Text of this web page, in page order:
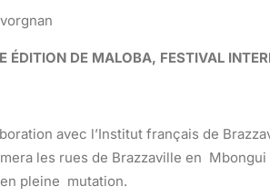
ÉDITION DE MALOBA, FESTIVAL
avec l’Institut français de
les rues de Brazzaville en
pleine mutation.